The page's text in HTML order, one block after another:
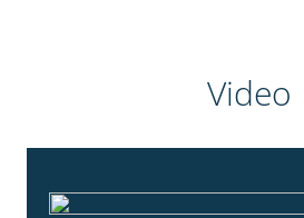
Video